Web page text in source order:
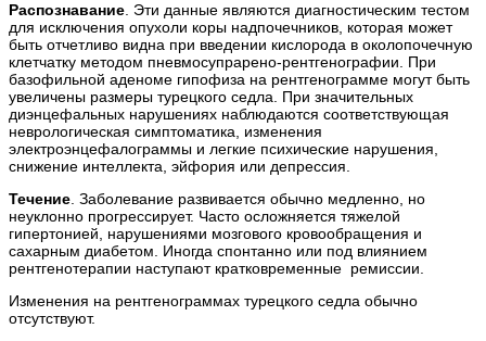
Распознавание. Эти данные являются диагностическим тестом
для исключения опухоли коры надпочечников, которая может
быть отчетливо видна при введении кислорода в околопочечную
клетчатку методом пневмосупрарено-рентгенографии. При
базофильной аденоме гипофиза на рентгенограмме могут быть
увеличены размеры турецкого седла. При значительных
диэнцефальных нарушениях наблюдаются соответствующая
неврологическая симптоматика, изменения
электроэнцефалограммы и легкие психические нарушения,
снижение интеллекта, эйфория или депрессия.
Течение. Заболевание развивается обычно медленно, но
неуклонно прогрессирует. Часто осложняется тяжелой
гипертонией, нарушениями мозгового кровообращения и
сахарным диабетом. Иногда спонтанно или под влиянием
рентгенотерапии наступают кратковременные ремиссии.
Изменения на рентгенограммах турецкого седла обычно
отсутствуют.